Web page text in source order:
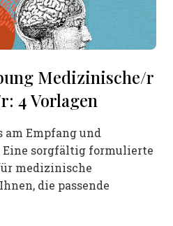
Medizinische/r
4 Vorlagen
am Empfang und
sorgfältig formulierte
medizinische
die passende